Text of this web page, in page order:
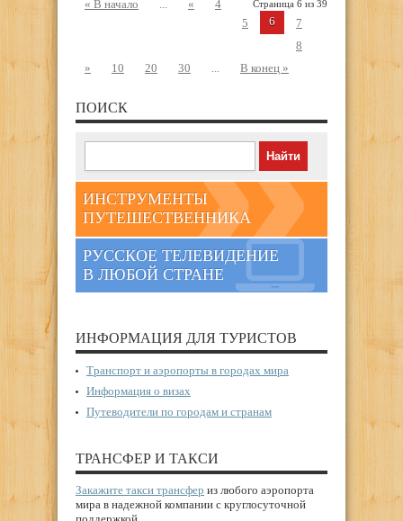
Страница 6 из 39
« В начало ... «
4
5
6
7
8
»
10 20 30 ... В конец »
ПОИСК
ИНСТРУМЕНТЫ
ПУТЕШЕСТВЕННИКА
РУССКОЕ ТЕЛЕВИДЕНИЕ
В ЛЮБОЙ СТРАНЕ
ИНФОРМАЦИЯ ДЛЯ ТУРИСТОВ
Транспорт и аэропорты в городах мира
Информация о визах
Путеводители по городам и странам
ТРАНСФЕР И ТАКСИ
Закажите такси трансфер из любого аэропорта
мира в надежной компании с круглосуточной